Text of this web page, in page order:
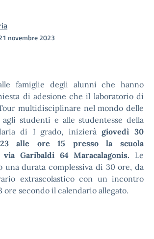
novembre 2023
famiglie degli alunni che hanno
di adesione che il laboratorio di
multidisciplinare nel mondo delle
agli studenti e alle studentesse della
di I grado, inizieràgiovedì 30
alle ore 15 presso la scuola
Garibaldi 64 Maracalagonis. Le
una durata complessiva di 30 ore, da
extrascolastico con un incontro
ore secondo il calendario allegato.